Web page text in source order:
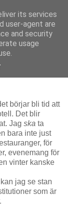
börjar bli tid att
Det blir
Jag ska ta
bara inte just
för
evenemang för
vinter kanske
jag se stan
som är
its services
user-agent are
and security
usage